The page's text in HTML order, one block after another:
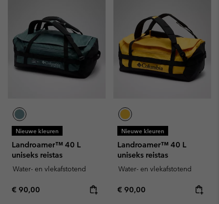
Nieuwe kleuren
Landroamer™ 40 L
uniseks reistas
Water- en vlekafstotend
Regular price:
€ 90,00
Nieuwe kleuren
Landroamer™ 40 L
uniseks reistas
Water- en vlekafstotend
Regular price:
€ 90,00